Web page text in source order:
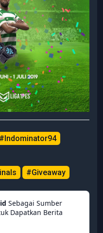
#Indominator94
#Giveaway
Sebagai Sumber
Dapatkan Berita